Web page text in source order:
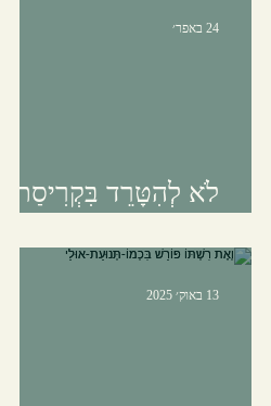
לֹא לְהִטָּרֵד בִּקְרִיסַת
24 באפר׳
13 באוק׳ 2025